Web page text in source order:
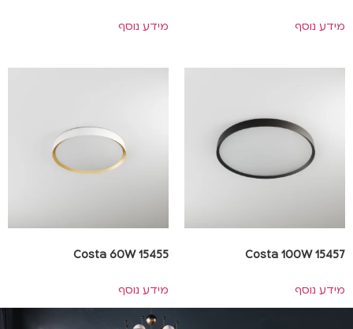
מידע נוסף מידע נוסף
Costa 100W 15457
מידע נוסף
Costa 60W 15455
מידע נוסף